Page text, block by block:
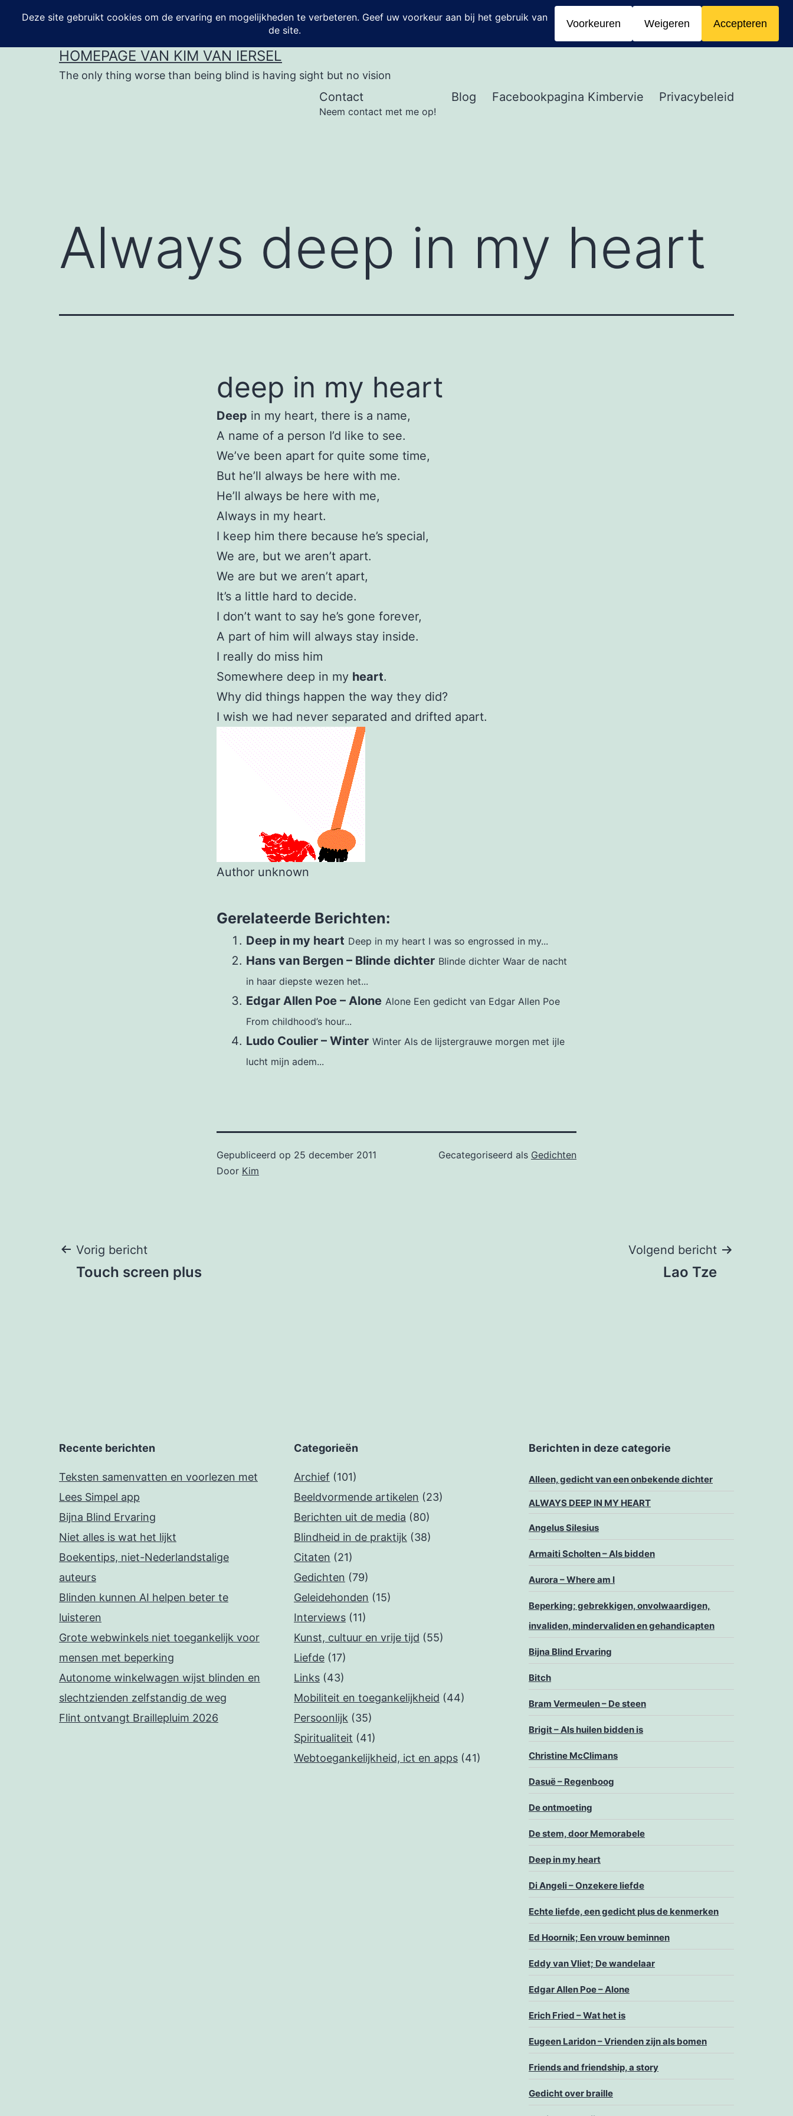
de
HOMEPAGE VAN KIM VAN IERSEL
The only thing worse than being blind is having sight but no vision
Contact
Neem contact met me op!
Blog Facebookpagina Kimbervie Privacybeleid
Always deep in my heart
deep in my heart
Deep in my heart, there is a name,
A name of a person I’d like to see.
We’ve been apart for quite some time,
But he’ll always be here with me.
He’ll always be here with me,
Always in my heart.
I keep him there because he’s special,
We are, but we aren’t apart.
We are but we aren’t apart,
It’s a little hard to decide.
I don’t want to say he’s gone forever,
A part of him will always stay inside.
I really do miss him
Somewhere deep in my heart.
Why did things happen the way they did?
I wish we had never separated and drifted apart.
Author unknown
Gerelateerde Berichten:
Deep in my heart Deep in my heart I was so engrossed in my...
Hans van Bergen – Blinde dichter Blinde dichter Waar de nacht
in haar diepste wezen het...
Edgar Allen Poe – Alone Alone Een gedicht van Edgar Allen Poe
From childhood’s hour...
Ludo Coulier – Winter Winter Als de lijstergrauwe morgen met ijle
lucht mijn adem...
Gepubliceerd op 25 december 2011
Door Kim
Gecategoriseerd als Gedichten
Bericht
Vorig bericht
Touch screen plus
Volgend bericht
Lao Tze
Recente berichten
Teksten samenvatten en voorlezen met
Lees Simpel app
Bijna Blind Ervaring
Niet alles is wat het lijkt
Boekentips, niet-Nederlandstalige
auteurs
Blinden kunnen AI helpen beter te
luisteren
Grote webwinkels niet toegankelijk voor
mensen met beperking
Autonome winkelwagen wijst blinden en
slechtzienden zelfstandig de weg
Flint ontvangt Braillepluim 2026
Categorieën
Archief (101)
Beeldvormende artikelen (23)
Berichten uit de media (80)
Blindheid in de praktijk (38)
Citaten (21)
Gedichten (79)
Geleidehonden (15)
Interviews (11)
Kunst, cultuur en vrije tijd (55)
Liefde (17)
Links (43)
Mobiliteit en toegankelijkheid (44)
Persoonlijk (35)
Spiritualiteit (41)
Webtoegankelijkheid, ict en apps (41)
Berichten in deze categorie
Alleen, gedicht van een onbekende dichter
ALWAYS DEEP IN MY HEART
Angelus Silesius
Armaiti Scholten – Als bidden
Aurora – Where am I
Beperking; gebrekkigen, onvolwaardigen,
invaliden, mindervaliden en gehandicapten
Bijna Blind Ervaring
Bitch
Bram Vermeulen – De steen
Brigit – Als huilen bidden is
Christine McClimans
Dasuë – Regenboog
De ontmoeting
De stem, door Memorabele
Deep in my heart
Di Angeli – Onzekere liefde
Echte liefde, een gedicht plus de kenmerken
Ed Hoornik; Een vrouw beminnen
Eddy van Vliet; De wandelaar
Edgar Allen Poe – Alone
Erich Fried – Wat het is
Eugeen Laridon – Vrienden zijn als bomen
Friends and friendship, a story
Gedicht over braille